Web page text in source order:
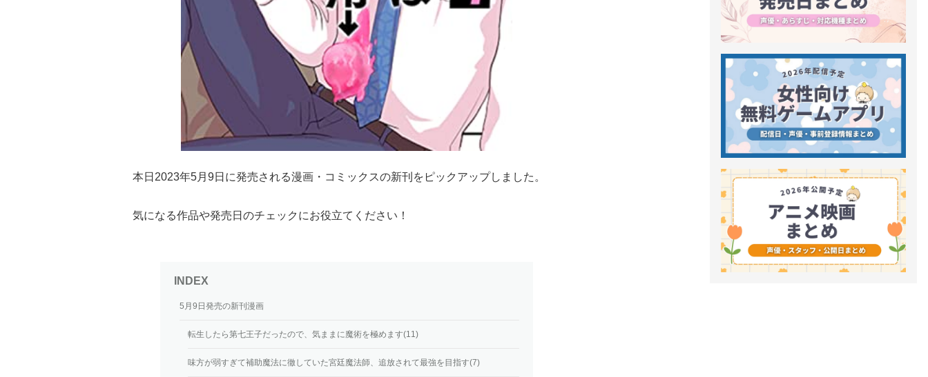
本日2023年5月9日に発売される漫画・コミックスの新刊をピックアップしました。
気になる作品や発売日のチェックにお役立てください！
5月9日発売の新刊漫画
転生したら第七王子だったので、気ままに魔術を極めます(11)
味方が弱すぎて補助魔法に徹していた宮廷魔法師、追放されて最強を目指す(7)